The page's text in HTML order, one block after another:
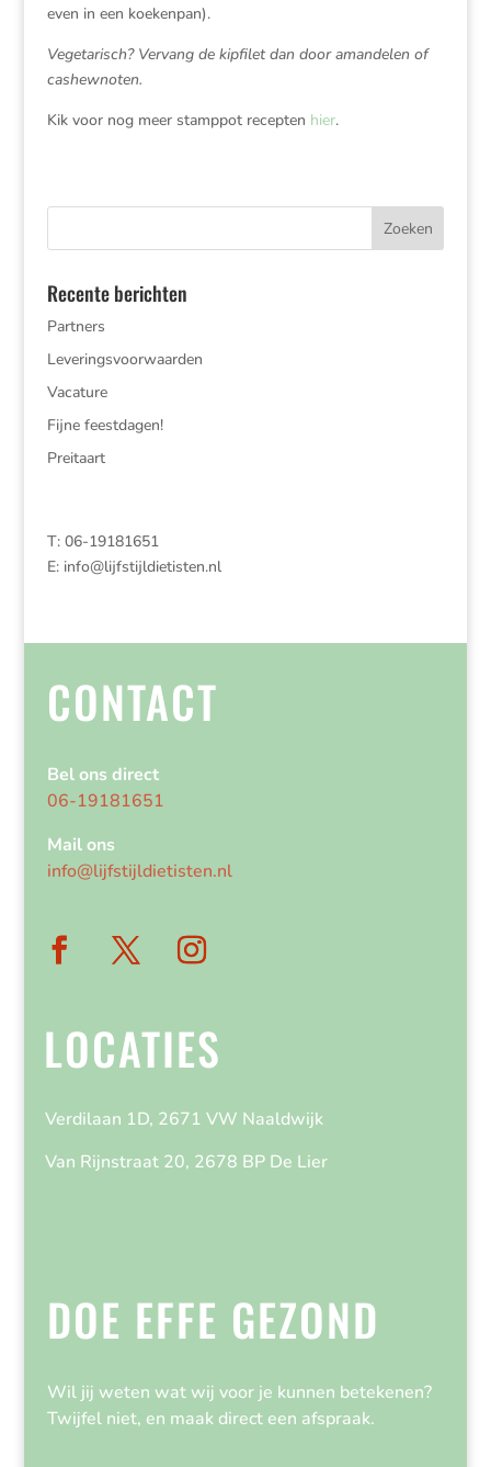
even in een koekenpan).
Vegetarisch? Vervang de kipfilet dan door amandelen of
cashewnoten.
Kik voor nog meer stamppot recepten hier.
Recente berichten
Partners
Leveringsvoorwaarden
Vacature
Fijne feestdagen!
Preitaart
T: 06-19181651
E: info@lijfstijldietisten.nl
CONTACT
Bel ons direct
06-19181651
Mail ons
info@lijfstijldietisten.nl
LOCATIES
Verdilaan 1D, 2671 VW Naaldwijk
Van Rijnstraat 20, 2678 BP De Lier
DOE EFFE GEZOND
Wil jij weten wat wij voor je kunnen betekenen?
Twijfel niet, en maak direct een afspraak.